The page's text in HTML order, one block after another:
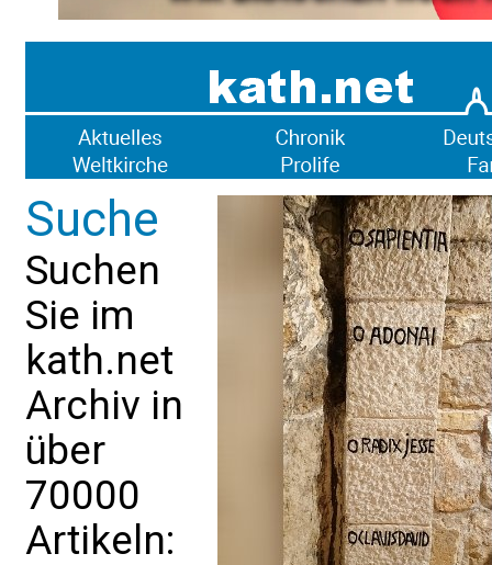
Suche
Suchen
Sie im
kath.net
Archiv in
über
70000
Artikeln: